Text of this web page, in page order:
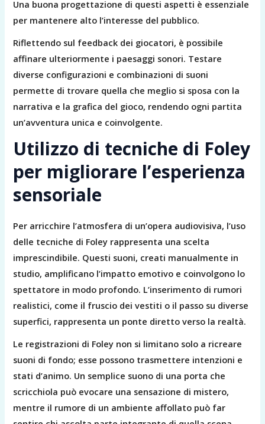
Una buona progettazione di questi aspetti è essenziale
per mantenere alto l’interesse del pubblico.
Riflettendo sul feedback dei giocatori, è possibile
affinare ulteriormente i paesaggi sonori. Testare
diverse configurazioni e combinazioni di suoni
permette di trovare quella che meglio si sposa con la
narrativa e la grafica del gioco, rendendo ogni partita
un’avventura unica e coinvolgente.
Utilizzo di tecniche di Foley
per migliorare l’esperienza
sensoriale
Per arricchire l’atmosfera di un’opera audiovisiva, l’uso
delle tecniche di Foley rappresenta una scelta
imprescindibile. Questi suoni, creati manualmente in
studio, amplificano l’impatto emotivo e coinvolgono lo
spettatore in modo profondo. L’inserimento di rumori
realistici, come il fruscio dei vestiti o il passo su diverse
superfici, rappresenta un ponte diretto verso la realtà.
Le registrazioni di Foley non si limitano solo a ricreare
suoni di fondo; esse possono trasmettere intenzioni e
stati d’animo. Un semplice suono di una porta che
scricchiola può evocare una sensazione di mistero,
mentre il rumore di un ambiente affollato può far